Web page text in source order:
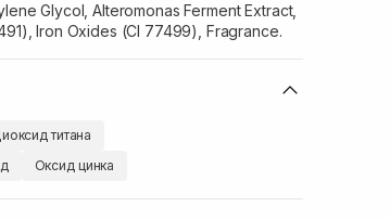
Glycol, Alteromonas Ferment Extract,
Iron Oxides (CI 77499), Fragrance.
титана
Оксид цинка